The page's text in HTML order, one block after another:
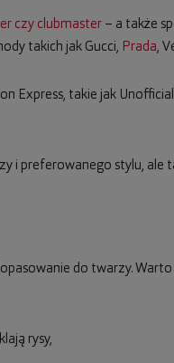
czy clubmaster – a także
takich jak Gucci, Prada,
Express, takie jak
i preferowanego stylu, ale
do twarzy.
rysy,